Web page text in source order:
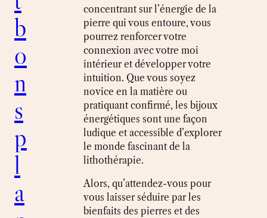
b
o
n
s
p
l
a
concentrant sur l’énergie de la
pierre qui vous entoure, vous
pourrez renforcer votre
connexion avec votre moi
intérieur et développer votre
intuition. Que vous soyez
novice en la matière ou
pratiquant confirmé, les bijoux
énergétiques sont une façon
ludique et accessible d’explorer
le monde fascinant de la
lithothérapie.
Alors, qu’attendez-vous pour
vous laisser séduire par les
bienfaits des pierres et des